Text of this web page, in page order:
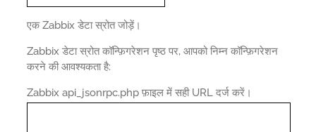
एक Zabbix डेटा स्रोत जोड़ें।
Zabbix डेटा स्रोत कॉन्फ़िगरेशन पृष्ठ पर, आपको निम्न कॉन्फ़िगरेशन
करने की आवश्यकता है:
Zabbix api_jsonrpc.php फ़ाइल में सही URL दर्ज करें।